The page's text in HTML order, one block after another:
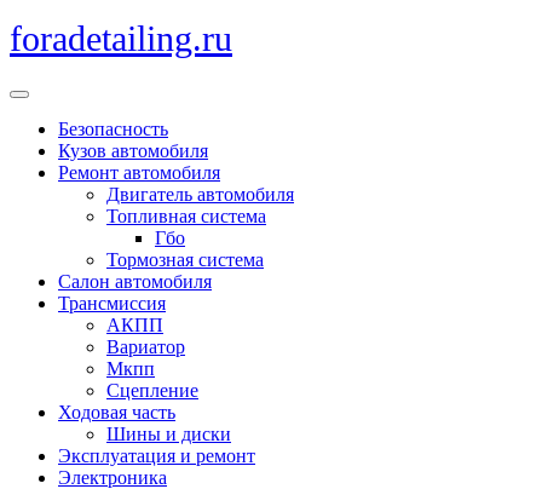
Перейти
к
foradetailing.ru
Кнопка
ОткрытьБезопасность
Кузов автомобиля
Ремонт автомобиля
Двигатель автомобиля
Топливная система
Гбо
Тормозная система
Салон автомобиля
Трансмиссия
АКПП
Вариатор
Мкпп
Сцепление
Ходовая часть
Шины и диски
Эксплуатация и ремонт
Электроника